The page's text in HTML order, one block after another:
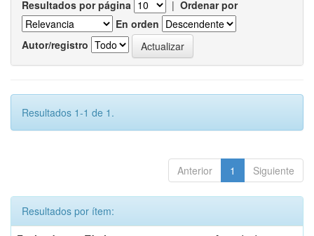
Resultados por página | Ordenar por
En orden
Autor/registro
Resultados 1-1 de 1.
Anterior 1 Siguiente
Resultados por ítem: